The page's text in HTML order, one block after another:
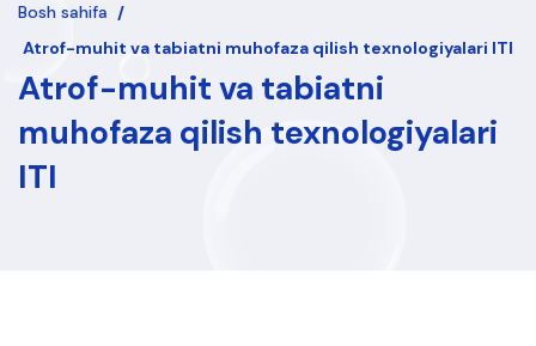
Bosh sahifa /
Atrof-muhit va tabiatni muhofaza qilish texnologiyalari ITI
Atrof-muhit va tabiatni
muhofaza qilish texnologiyalari
ITI